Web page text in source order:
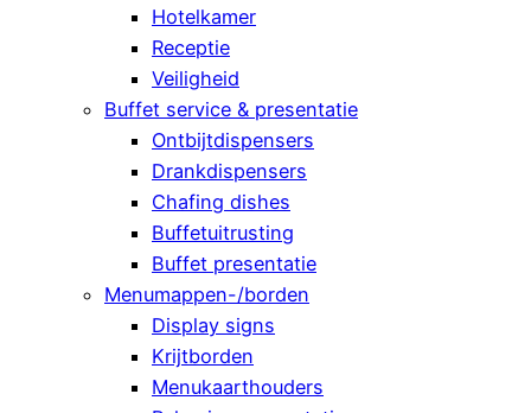
Hotelkamer
Receptie
Veiligheid
Buffet service & presentatie
Ontbijtdispensers
Drankdispensers
Chafing dishes
Buffetuitrusting
Buffet presentatie
Menumappen-/borden
Display signs
Krijtborden
Menukaarthouders